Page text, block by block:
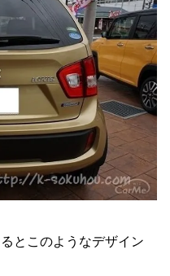
とこのようなデザイン